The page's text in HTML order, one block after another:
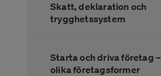
Skatt, deklaration och
trygghetssystem
Starta och driva företag –
olika företagsformer